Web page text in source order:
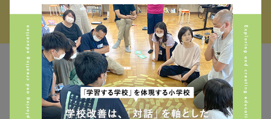
MAIL MAGAZINE